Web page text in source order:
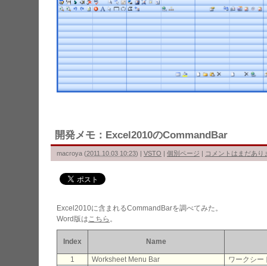
開発メモ：Excel2010のCommandBar
macroya (2011.10.03 10:23) VSTO 個別ページ コメントはまだあり
Excel2010に含まれるCommandBarを調べてみた。
Word版はこちら 。
Index Name
1 Worksheet Menu Bar
ワークシー